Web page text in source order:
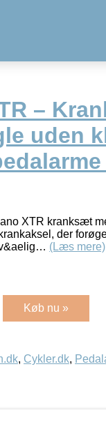
–
uden
XTR kranksæt
der
(Læs mere)
Køb nu »
, Cykler.dk,